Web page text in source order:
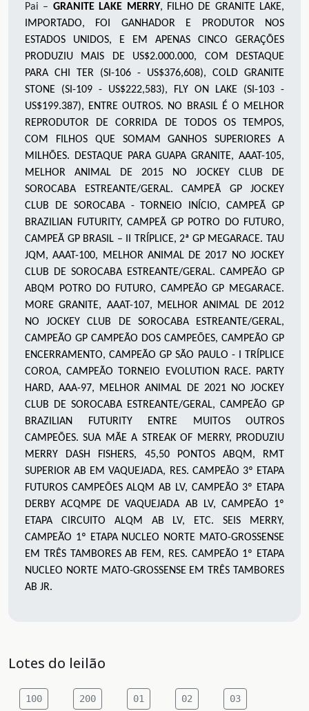
Pai – GRANITE LAKE MERRY, FILHO DE GRANITE LAKE,
IMPORTADO, FOI GANHADOR E PRODUTOR NOS
ESTADOS UNIDOS, E EM APENAS CINCO GERAÇÕES
PRODUZIU MAIS DE US$2.000.000, COM DESTAQUE
PARA CHI TER (SI-106 - US$376,608), COLD GRANITE
STONE (SI-109 - US$222,583), FLY ON LAKE (SI-103 -
US$199.387), ENTRE OUTROS. NO BRASIL É O MELHOR
REPRODUTOR DE CORRIDA DE TODOS OS TEMPOS,
COM FILHOS QUE SOMAM GANHOS SUPERIORES A
MILHÕES. DESTAQUE PARA GUAPA GRANITE, AAAT-105,
MELHOR ANIMAL DE 2015 NO JOCKEY CLUB DE
SOROCABA ESTREANTE/GERAL. CAMPEÃ GP JOCKEY
CLUB DE SOROCABA - TORNEIO INÍCIO, CAMPEÃ GP
BRAZILIAN FUTURITY, CAMPEÃ GP POTRO DO FUTURO,
CAMPEÃ GP BRASIL – II TRÍPLICE, 2ª GP MEGARACE. TAU
JQM, AAAT-100, MELHOR ANIMAL DE 2017 NO JOCKEY
CLUB DE SOROCABA ESTREANTE/GERAL. CAMPEÃO GP
ABQM POTRO DO FUTURO, CAMPEÃO GP MEGARACE.
MORE GRANITE, AAAT-107, MELHOR ANIMAL DE 2012
NO JOCKEY CLUB DE SOROCABA ESTREANTE/GERAL,
CAMPEÃO GP CAMPEÃO DOS CAMPEÕES, CAMPEÃO GP
ENCERRAMENTO, CAMPEÃO GP SÃO PAULO - I TRÍPLICE
COROA, CAMPEÃO TORNEIO EVOLUTION RACE. PARTY
HARD, AAA-97, MELHOR ANIMAL DE 2021 NO JOCKEY
CLUB DE SOROCABA ESTREANTE/GERAL, CAMPEÃO GP
BRAZILIAN FUTURITY ENTRE MUITOS OUTROS
CAMPEÕES. SUA MÃE A STREAK OF MERRY, PRODUZIU
MERRY DASH FISHERS, 45,50 PONTOS ABQM, RMT
SUPERIOR AB EM VAQUEJADA, RES. CAMPEÃO 3º ETAPA
FUTUROS CAMPEÕES ALQM AB LV, CAMPEÃO 3º ETAPA
DERBY ACQMPE DE VAQUEJADA AB LV, CAMPEÃO 1º
ETAPA CIRCUITO ALQM AB LV, ETC. SEIS MERRY,
CAMPEÃO 1º ETAPA NUCLEO NORTE MATO-GROSSENSE
EM TRÊS TAMBORES AB FEM, RES. CAMPEÃO 1º ETAPA
NUCLEO NORTE MATO-GROSSENSE EM TRÊS TAMBORES
AB JR.
Lotes do leilão
100 200 01 02 03